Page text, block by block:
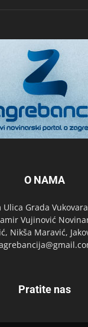
O NAMA
Grada
Vujinović
Nikša Maravić,
Pratite nas